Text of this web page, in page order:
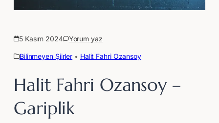
5 Kasım 2024 Yorum yaz
Bilinmeyen Şiirler • Halit Fahri Ozansoy
Halit Fahri Ozansoy –
Gariplik